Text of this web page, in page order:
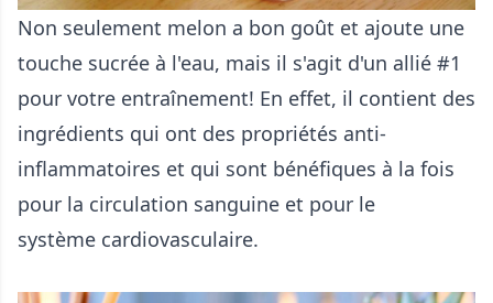
Non seulement melon a bon goût et ajoute une
touche sucrée à l'eau, mais il s'agit d'un allié #1
pour votre entraînement! En effet, il contient des
ingrédients qui ont des propriétés anti-
inflammatoires et qui sont bénéfiques à la fois
pour la circulation sanguine et pour le
système cardiovasculaire.